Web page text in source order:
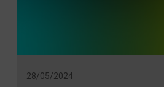
28/05/2024